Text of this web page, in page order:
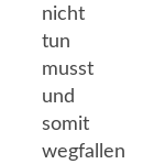
nicht
tun
musst
und
somit
wegfallen